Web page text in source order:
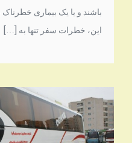
باشند و یا یک بیماری خطرناک
این، خطرات سفر تنها به […]